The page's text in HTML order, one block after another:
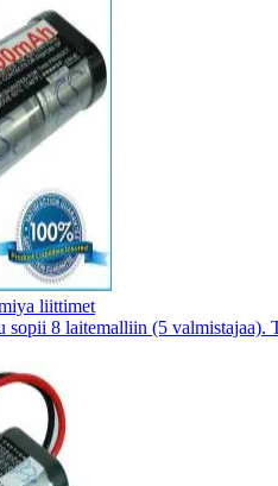
liittimet
sopii 8 laitemalliin (5 valmistajaa).